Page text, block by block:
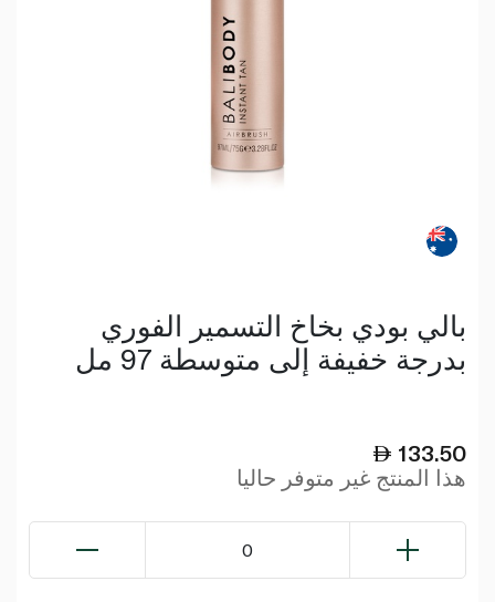
بالي بودي بخاخ التسمير الفوري
بدرجة خفيفة إلى متوسطة 97 مل
133.50
هذا المنتج غير متوفر حاليا
0